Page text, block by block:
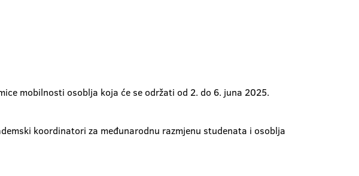
mobilnosti osoblja koja će se održati od 2. do 6. juna 2025.
koordinatori za međunarodnu razmjenu studenata i osoblja